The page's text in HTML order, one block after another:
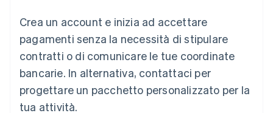
Crea un account e inizia ad accettare
pagamenti senza la necessità di stipulare
contratti o di comunicare le tue coordinate
bancarie. In alternativa, contattaci per
progettare un pacchetto personalizzato per la
tua attività.
Lussemburgo
Deutsch English
Malaysia
English 简体中文
Malta
Messico
EspañolEnglish